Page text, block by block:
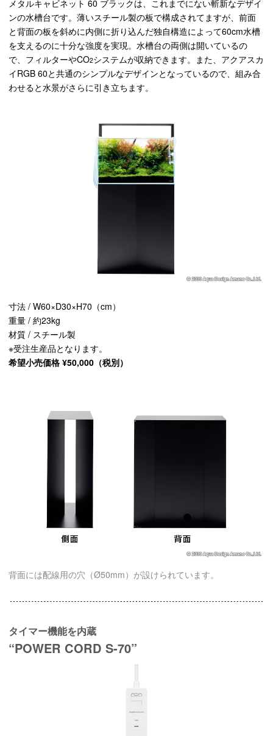
メタルキャビネット 60 ブラックは、これまでにない斬新なデザイ
ンの水槽台です。薄いスチール製の板で構成されてますが、前面
と背面の板を斜めに内側に折り込んだ独自構造によって60cm水槽
を支えるのに十分な強度を実現。水槽台の両側は開いているの
で、フィルターやCO2システムが収納できます。また、アクアスカ
イRGB 60と共通のシンプルなデザインとなっているので、組み合
わせると水景がさらに引き立ちます。
寸法 / W60×D30×H70（cm）
重量 / 約23kg
材質 / スチール製
※受注生産品となります。
希望小売価格 ¥50,000（税別）
背面には配線用の穴（Ø50mm）が設けられています。
タイマー機能を内蔵
“POWER CORD S-70”